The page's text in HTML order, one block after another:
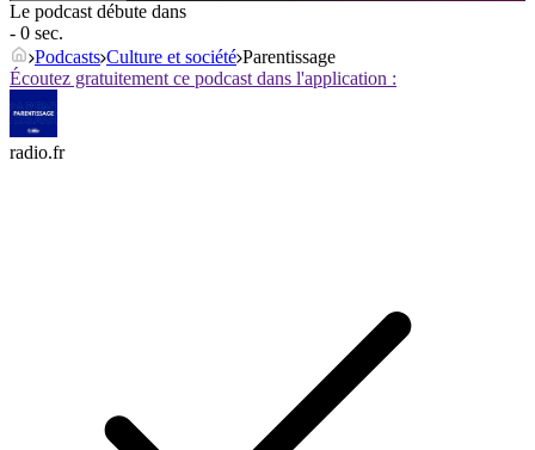
Le podcast débute dans
- 0 sec.
Podcasts Culture et société Parentissage
Écoutez gratuitement ce podcast dans l'application :
radio.fr